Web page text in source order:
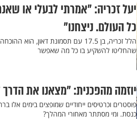
יעל זכריה: "אמרתי לבעלי או
כל העולם. ניצחנו"
הלל זכריה, בן 17.5 עם תסמונת
שהחליטו להשקיע בו כל מה שאפשר
יוזמה מהפכנית: "מצאנו את
פוסטרים וכרטיסים ייחודיים שמופצים בימים אלו
כנסת. ומי מסתתר מאחורי המהלך?